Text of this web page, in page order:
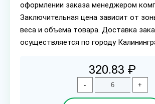
оформлении заказа менеджером
Заключительная цена зависит от
веса и объема товара. Доставка
осуществляется по городу
320.83 ₽
- +